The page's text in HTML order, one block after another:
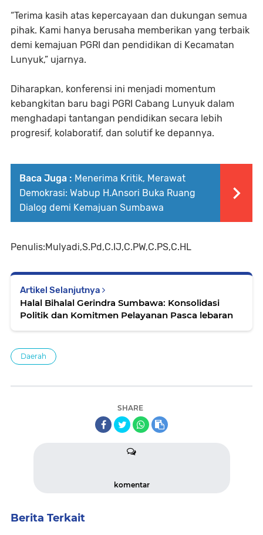
“Terima kasih atas kepercayaan dan dukungan semua
pihak. Kami hanya berusaha memberikan yang terbaik
demi kemajuan PGRI dan pendidikan di Kecamatan
Lunyuk,” ujarnya.
Diharapkan, konferensi ini menjadi momentum
kebangkitan baru bagi PGRI Cabang Lunyuk dalam
menghadapi tantangan pendidikan secara lebih
progresif, kolaboratif, dan solutif ke depannya.
Baca Juga : Menerima Kritik, Merawat
Demokrasi: Wabup H.Ansori Buka Ruang
Dialog demi Kemajuan Sumbawa
Penulis:Mulyadi,S.Pd,C.IJ,C.PW,C.PS,C.HL
Artikel Selanjutnya
Halal Bihalal Gerindra Sumbawa: Konsolidasi
Politik dan Komitmen Pelayanan Pasca lebaran
Daerah
SHARE
komentar
Berita Terkait